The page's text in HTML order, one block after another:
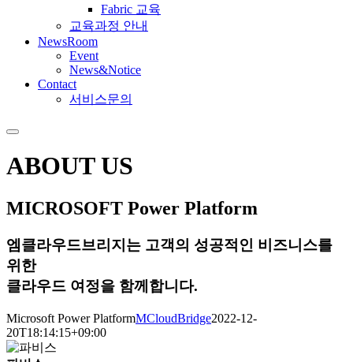
Fabric 교육
교육과정 안내
NewsRoom
Event
News&Notice
Contact
서비스문의
ABOUT US
MICROSOFT Power Platform
엠클라우드브리지는 고객의 성공적인 비즈니스를
위한
클라우드 여정을 함께합니다.
Microsoft Power PlatformMCloudBridge2022-12-
20T18:14:15+09:00